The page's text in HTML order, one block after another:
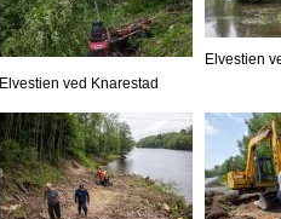
Elvestien ved Knarestad
Elvestien